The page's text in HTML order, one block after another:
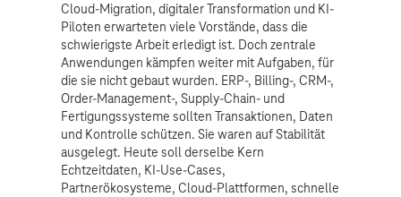
Cloud-Migration, digitaler Transformation und KI-
Piloten erwarteten viele Vorstände, dass die
schwierigste Arbeit erledigt ist. Doch zentrale
Anwendungen kämpfen weiter mit Aufgaben, für
die sie nicht gebaut wurden. ERP-, Billing-, CRM-,
Order-Management-, Supply-Chain- und
Fertigungssysteme sollten Transaktionen, Daten
und Kontrolle schützen. Sie waren auf Stabilität
ausgelegt. Heute soll derselbe Kern
Echtzeitdaten, KI-Use-Cases,
Partnerökosysteme, Cloud-Plattformen, schnelle